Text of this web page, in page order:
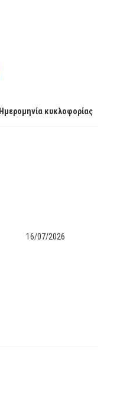
Ημερομηνία κυκλοφορίας
16/07/2026